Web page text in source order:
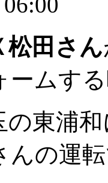
松田さん
ームす
の東浦
んの運